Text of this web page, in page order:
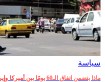
سياسة
ماذا يتضمن اتفاق الـ60 يومًا بين أميركا وإيران؟